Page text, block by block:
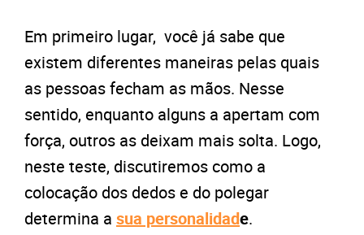
Em primeiro lugar, você já sabe que
existem diferentes maneiras pelas quais
as pessoas fecham as mãos. Nesse
sentido, enquanto alguns a apertam com
força, outros as deixam mais solta. Logo,
neste teste, discutiremos como a
colocação dos dedos e do polegar
determina a sua personalidade.